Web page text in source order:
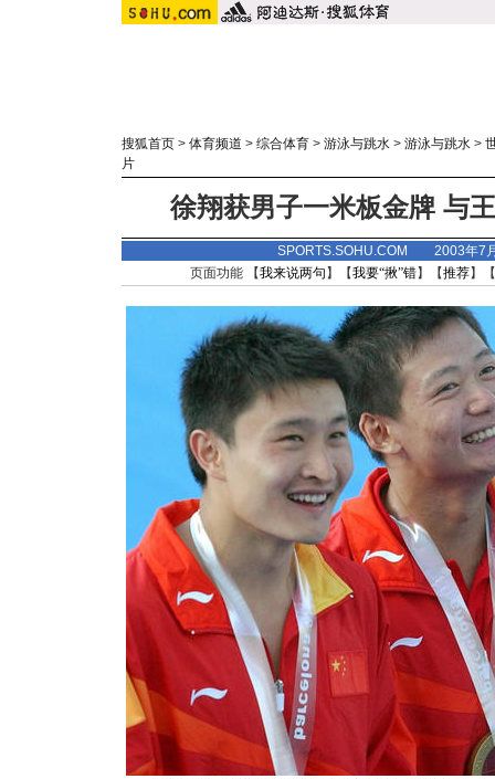
搜狐首页 > 体育频道 > 综合体育 > 游泳与跳水 > 游泳与跳水 >
片
徐翔获男子一米板金牌 与
SPORTS.SOHU.COM 2003年7
页面功能 【我来说两句 】【我要“揪”错】【推荐】